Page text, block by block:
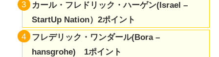
カール・フレドリック・ハーゲン(Israel –
StartUp Nation）2ポイント
フレデリック・ワンダール(Bora –
hansgrohe) 1ポイント